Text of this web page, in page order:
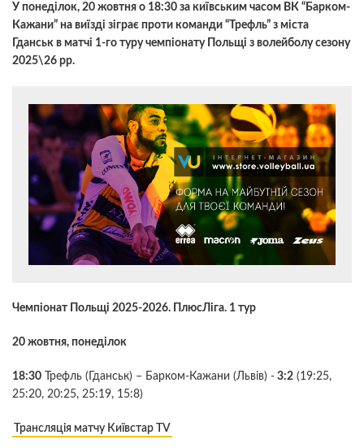
У понеділок, 20 жовтня о 18:30 за київським часом ВК “Барком-
Кажани” на виїзді зіграє проти команди “Трефль” з міста
Гданськ в матчі 1-го туру чемпіонату Польщі з волейболу сезону
2025\26 рр.
Чемпіонат Польщі 2025-2026. ПлюсЛіга. 1 тур
20 жовтня, понеділок
18:30 Трефль (Гданськ) – Барком-Кажани (Львів) - 3:2 (19:25,
25:20, 20:25, 25:19, 15:8)
Трансляція матчу Київстар TV